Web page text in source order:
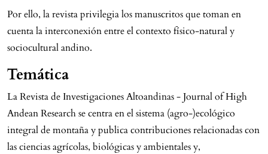
Por ello, la revista privilegia los manuscritos que toman en
cuenta la interconexión entre el contexto físico-natural y
sociocultural andino.
Temática
La Revista de Investigaciones Altoandinas - Journal of High
Andean Research se centra en el sistema (agro-)ecológico
integral de montaña y publica contribuciones relacionadas con
las ciencias agrícolas, biológicas y ambientales y,